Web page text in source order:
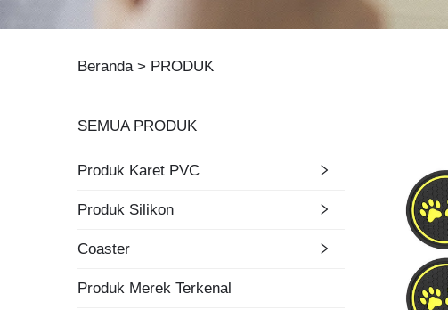
Beranda > PRODUK
SEMUA PRODUK
Produk Karet PVC
Produk Silikon
Coaster
Produk Merek Terkenal